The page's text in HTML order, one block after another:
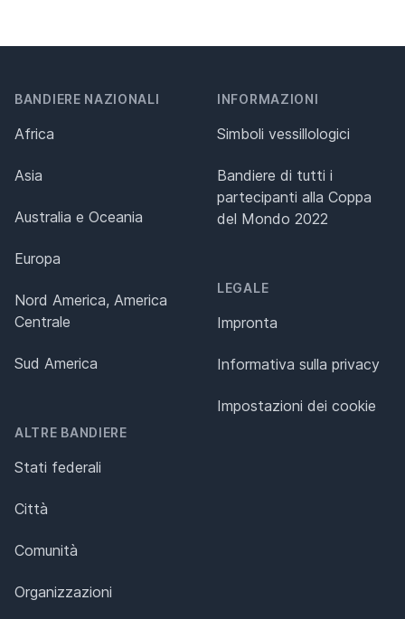
BANDIERE NAZIONALI
Africa
Asia
Australia e Oceania
Europa
Nord America, America
Centrale
Sud America
ALTRE BANDIERE
Stati federali
Città
Comunità
Organizzazioni
INFORMAZIONI
Simboli vessillologici
Bandiere di tutti i
partecipanti alla Coppa
del Mondo 2022
LEGALE
Impronta
Informativa sulla privacy
Impostazioni dei cookie